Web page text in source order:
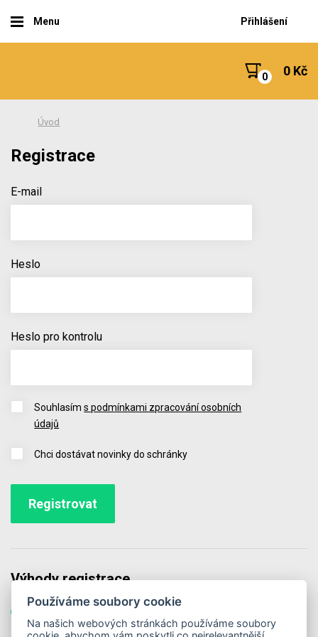
Menu Přihlášení
0 Kč
Úvod
Registrace
E-mail
Heslo
Heslo pro kontrolu
Souhlasíms podmínkami zpracování osobních
údajů
Chci dostávat novinky do schránky
Výhody registrace
Všechny objednávky na jednom místě
Používáme soubory cookie
Na našich webových stránkách používáme soubory